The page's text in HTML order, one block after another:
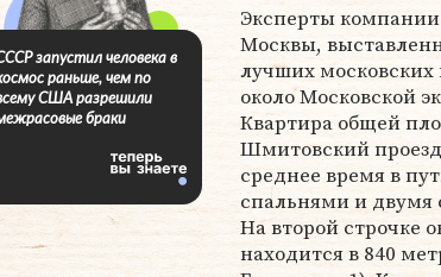
Эксперты
Москвы,
лучших московских
около Московской
Квартира общей
Шмитовский
среднее время в
спальнями и двумя
На второй строчке
находится в 840
запустил человека в
раньше, чем по
США разрешили
браки